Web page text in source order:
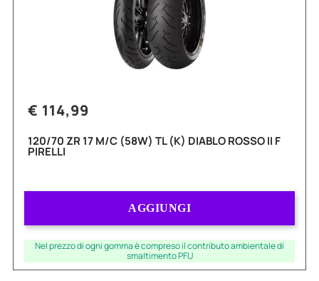
€ 114,99
120/70 ZR 17 M/C (58W) TL (K) DIABLO ROSSO II F
PIRELLI
AGGIUNGI
Nel prezzo di ogni gomma è compreso il contributo ambientale di
smaltimento PFU